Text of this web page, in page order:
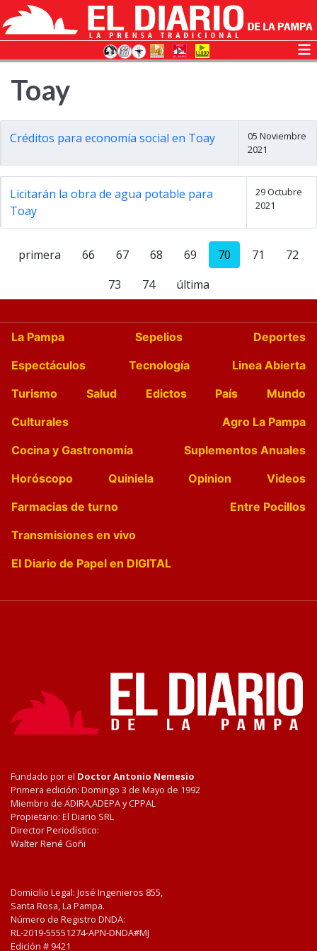
Toay
Créditos para economía social en Toay
05 Noviembre
2021
Licitarán la obra de agua potable para
Toay
29 Octubre
2021
primera 66 67 68 69 70 71
72
73
74 última
La Pampa Sepelios
Deportes
Espectáculos
Tecnología
Linea Abierta
Turismo
Salud Edictos País
Mundo
Culturales
Agro La Pampa
Cocina y Gastronomía
Suplementos Anuales
Horóscopo
Quiniela Opinion
Videos
Farmacias de turno
Entre Pocillos
Transmisiones en vivo
El Diario de Papel en DIGITAL
Fundado por el Doctor Antonio Nemesio
Primera edición: Domingo 3 de Mayo de 1992
Miembro de ADIRA,ADEPA y CPPAL
Propietario: El Diario SRL
Director Periodístico:
Walter René Goñi
Domicilio Legal: José Ingenieros 855,
Santa Rosa, La Pampa.
Número de Registro DNDA:
RL-2019-55551274-APN-DNDA#MJ
Edición # 9421